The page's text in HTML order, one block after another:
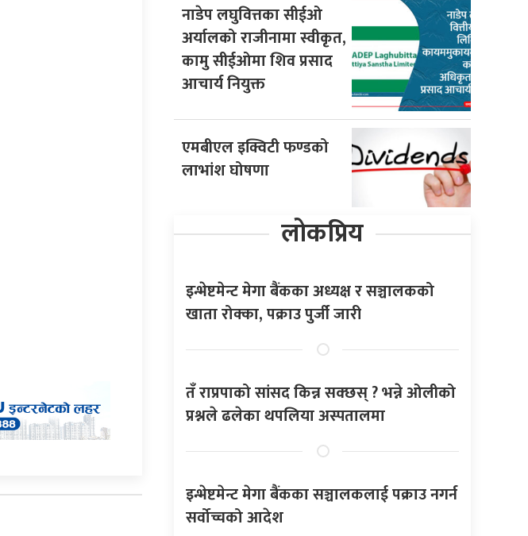
नाडेप लघुवित्तका सीईओ
अर्यालको राजीनामा स्वीकृत,
कामु सीईओमा शिव प्रसाद
आचार्य नियुक्त
एमबीएल इक्विटी फण्डको
लाभांश घोषणा
लोकप्रिय
इन्भेष्टमेन्ट मेगा बैंकका अध्यक्ष र सञ्चालकको
खाता रोक्का, पक्राउ पुर्जी जारी
तँ राप्रपाको सांसद किन्न सक्छस् ? भन्ने ओलीको
प्रश्नले ढलेका थपलिया अस्पतालमा
इन्भेष्टमेन्ट मेगा बैंकका सञ्चालकलाई पक्राउ नगर्न
सर्वोच्चको आदेश